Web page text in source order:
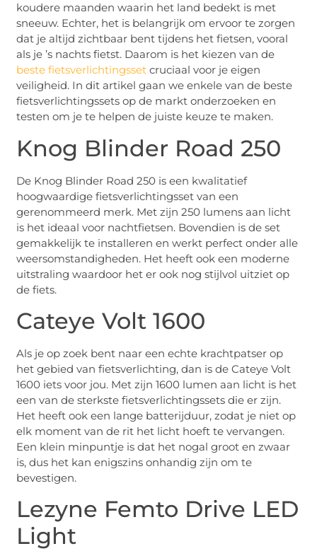
koudere maanden waarin het land bedekt is met
sneeuw. Echter, het is belangrijk om ervoor te zorgen
dat je altijd zichtbaar bent tijdens het fietsen, vooral
als je ’s nachts fietst. Daarom is het kiezen van de
beste fietsverlichtingsset cruciaal voor je eigen
veiligheid. In dit artikel gaan we enkele van de beste
fietsverlichtingssets op de markt onderzoeken en
testen om je te helpen de juiste keuze te maken.
Knog Blinder Road 250
De Knog Blinder Road 250 is een kwalitatief
hoogwaardige fietsverlichtingsset van een
gerenommeerd merk. Met zijn 250 lumens aan licht
is het ideaal voor nachtfietsen. Bovendien is de set
gemakkelijk te installeren en werkt perfect onder alle
weersomstandigheden. Het heeft ook een moderne
uitstraling waardoor het er ook nog stijlvol uitziet op
de fiets.
Cateye Volt 1600
Als je op zoek bent naar een echte krachtpatser op
het gebied van fietsverlichting, dan is de Cateye Volt
1600 iets voor jou. Met zijn 1600 lumen aan licht is het
een van de sterkste fietsverlichtingssets die er zijn.
Het heeft ook een lange batterijduur, zodat je niet op
elk moment van de rit het licht hoeft te vervangen.
Een klein minpuntje is dat het nogal groot en zwaar
is, dus het kan enigszins onhandig zijn om te
bevestigen.
Lezyne Femto Drive LED
Light